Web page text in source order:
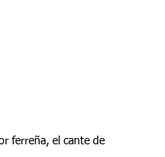
ferreña, el cante de